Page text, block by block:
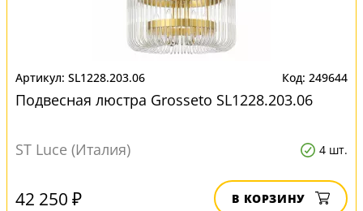
SL1228.203.06 249644
Подвесная люстра Grosseto SL1228.203.06
ST Luce (Италия) 4 шт.
42 250 ₽ В КОРЗИНУ